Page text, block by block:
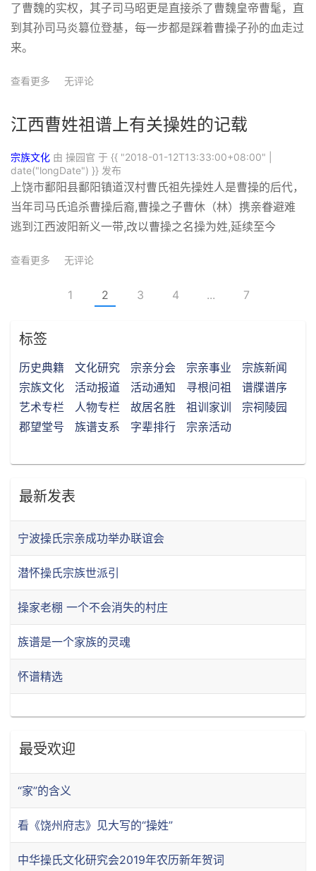
了曹魏的实权，其子司马昭更是直接杀了曹魏皇帝曹髦，直
到其孙司马炎篡位登基，每一步都是踩着曹操子孙的血走过
来。
查看更多 无评论
江西曹姓祖谱上有关操姓的记载
宗族文化 由 操园官 于 {{ "2018-01-12T13:33:00+08:00" |
date("longDate") }} 发布
上饶市鄱阳县鄱阳镇道汊村曹氏祖先操姓人是曹操的后代，
当年司马氏追杀曹操后裔,曹操之子曹休（林）携亲眷避难
逃到江西波阳新义一带,改以曹操之名操为姓,延续至今
查看更多 无评论
1 2 3 4 ... 7
标签
历史典籍 文化研究 宗亲分会 宗亲事业
宗族新闻
宗族文化
活动报道 活动通知 寻根问祖
谱牒谱序
艺术专栏
人物专栏 故居名胜 祖训家训
宗祠陵园
郡望堂号
族谱支系 字辈排行 宗亲活动
最新发表
宁波操氏宗亲成功举办联谊会
潜怀操氏宗族世派引
操家老棚 一个不会消失的村庄
族谱是一个家族的灵魂
怀谱精选
最受欢迎
“家”的含义
看《饶州府志》见大写的“操姓”
中华操氏文化研究会2019年农历新年贺词